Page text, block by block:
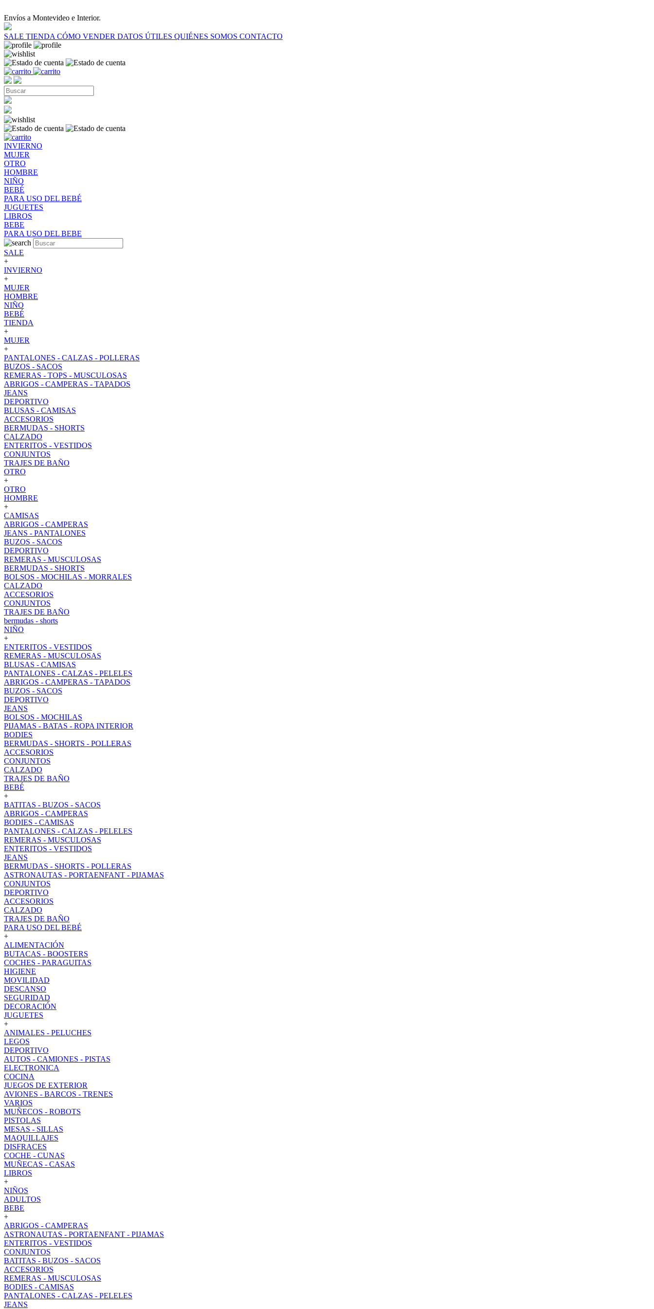
Envíos a Montevideo e Interior.
SALE TIENDA CÓMO VENDER DATOS ÚTILES QUIÉNES SOMOS CONTACTO
INVIERNO
MUJER
OTRO
HOMBRE
NIÑO
BEBÉ
PARA USO DEL BEBÉ
JUGUETES
LIBROS
BEBE
PARA USO DEL BEBE
SALE
+
INVIERNO
+
MUJER
HOMBRE
NIÑO
BEBÉ
TIENDA
+
MUJER
+
PANTALONES - CALZAS - POLLERAS
BUZOS - SACOS
REMERAS - TOPS - MUSCULOSAS
ABRIGOS - CAMPERAS - TAPADOS
JEANS
DEPORTIVO
BLUSAS - CAMISAS
ACCESORIOS
BERMUDAS - SHORTS
CALZADO
ENTERITOS - VESTIDOS
CONJUNTOS
TRAJES DE BAÑO
OTRO
+
OTRO
HOMBRE
+
CAMISAS
ABRIGOS - CAMPERAS
JEANS - PANTALONES
BUZOS - SACOS
DEPORTIVO
REMERAS - MUSCULOSAS
BERMUDAS - SHORTS
BOLSOS - MOCHILAS - MORRALES
CALZADO
ACCESORIOS
CONJUNTOS
TRAJES DE BAÑO
bermudas - shorts
NIÑO
+
ENTERITOS - VESTIDOS
REMERAS - MUSCULOSAS
BLUSAS - CAMISAS
PANTALONES - CALZAS - PELELES
ABRIGOS - CAMPERAS - TAPADOS
BUZOS - SACOS
DEPORTIVO
JEANS
BOLSOS - MOCHILAS
PIJAMAS - BATAS - ROPA INTERIOR
BODIES
BERMUDAS - SHORTS - POLLERAS
ACCESORIOS
CONJUNTOS
CALZADO
TRAJES DE BAÑO
BEBÉ
+
BATITAS - BUZOS - SACOS
ABRIGOS - CAMPERAS
BODIES - CAMISAS
PANTALONES - CALZAS - PELELES
REMERAS - MUSCULOSAS
ENTERITOS - VESTIDOS
JEANS
BERMUDAS - SHORTS - POLLERAS
ASTRONAUTAS - PORTAENFANT - PIJAMAS
CONJUNTOS
DEPORTIVO
ACCESORIOS
CALZADO
TRAJES DE BAÑO
PARA USO DEL BEBÉ
+
ALIMENTACIÓN
BUTACAS - BOOSTERS
COCHES - PARAGUITAS
HIGIENE
MOVILIDAD
DESCANSO
SEGURIDAD
DECORACIÓN
JUGUETES
+
ANIMALES - PELUCHES
LEGOS
DEPORTIVO
AUTOS - CAMIONES - PISTAS
ELECTRONICA
COCINA
JUEGOS DE EXTERIOR
AVIONES - BARCOS - TRENES
VARIOS
MUÑECOS - ROBOTS
PISTOLAS
MESAS - SILLAS
MAQUILLAJES
DISFRACES
COCHE - CUNAS
MUÑECAS - CASAS
LIBROS
+
NIÑOS
ADULTOS
BEBE
+
ABRIGOS - CAMPERAS
ASTRONAUTAS - PORTAENFANT - PIJAMAS
ENTERITOS - VESTIDOS
CONJUNTOS
BATITAS - BUZOS - SACOS
ACCESORIOS
REMERAS - MUSCULOSAS
BODIES - CAMISAS
PANTALONES - CALZAS - PELELES
JEANS